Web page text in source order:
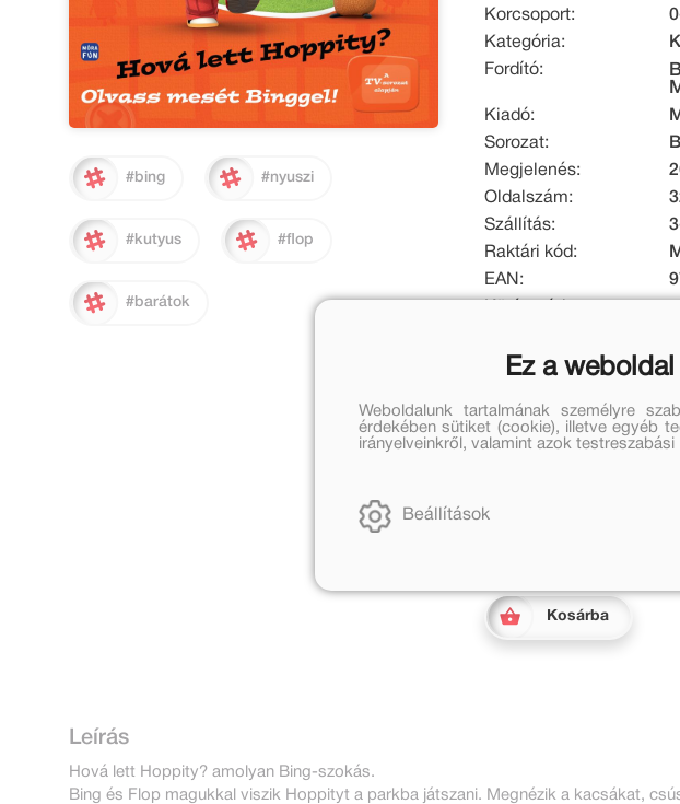
#bing #nyuszi
#kutyus #flop
#barátok
Korcsoport:
Kategória:
Fordító:
Kiadó:
Sorozat:
Megjelenés:
Oldalszám:
Szállítás:
Raktári kód:
EAN:
Tömeg [g]:
Eredeti ár:
2 499 Ft
Kosárba
Leírás
Hová lett Hoppity? amolyan Bing-szokás.
Bing és Flop magukkal viszik Hoppityt a parkba játszani. Megnézik a kacsákat,
Ez a
Weboldalunk tartalmának személyre
érdekében sütiket (cookie), illetve egyéb
irányelveinkről, valamint azok
Beállítások